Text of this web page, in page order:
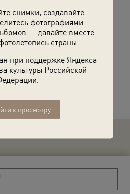
снимки, создавайте
фотографиями
— давайте вместе
страны.
при поддержке Яндекса
культуры Российской
к просмотру
с этой фотографией.
друзьям об этом фото